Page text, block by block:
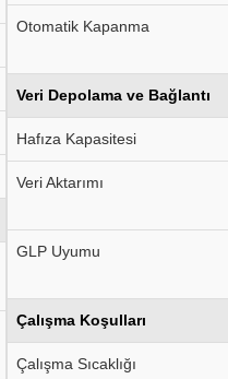
Otomatik Kapanma
Veri Depolama ve Bağlantı
Hafıza Kapasitesi
Veri Aktarımı
GLP Uyumu
Çalışma Koşulları
Çalışma Sıcaklığı